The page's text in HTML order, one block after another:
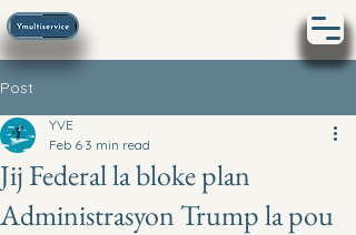
Post
Jij Federal la bloke plan
Administrasyon Trump la pou
YVE
Feb 6 3 min read